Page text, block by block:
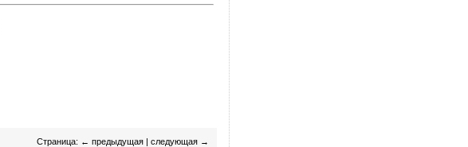
Страница: ← предыдущая | следующая →